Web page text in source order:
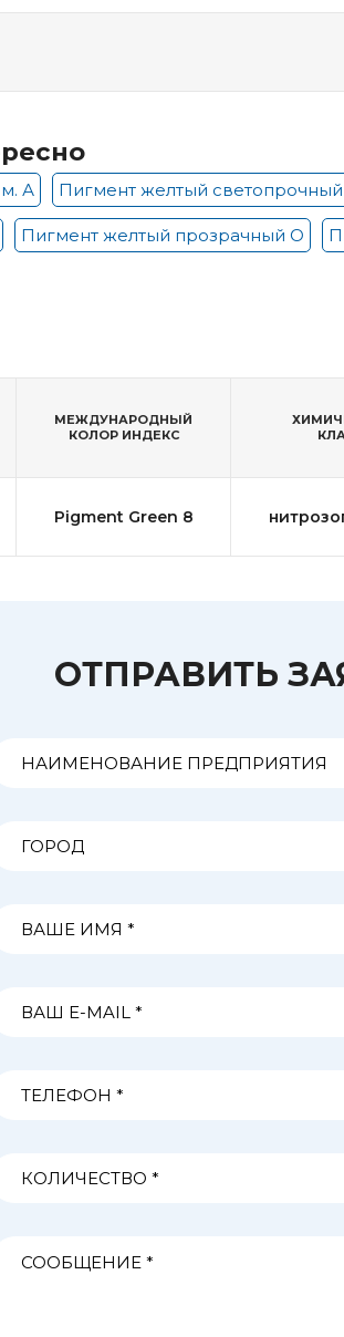
А Пигмент желтый
Пигмент желтый прозрачный О
МЕЖДУНАРОДНЫЙ
КОЛОР ИНДЕКС
Pigment Green 8
ОТПРАВИТЬ